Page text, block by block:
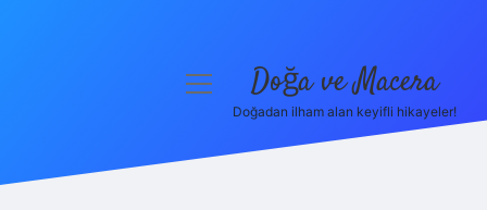
menüyü Doğa ve Macera
Doğadan ilham alan keyifli hikayeler!